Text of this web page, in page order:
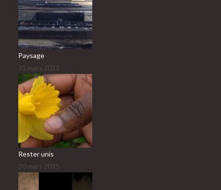
Paysage
31 mars 2025
Rester unis
30 mars 2025